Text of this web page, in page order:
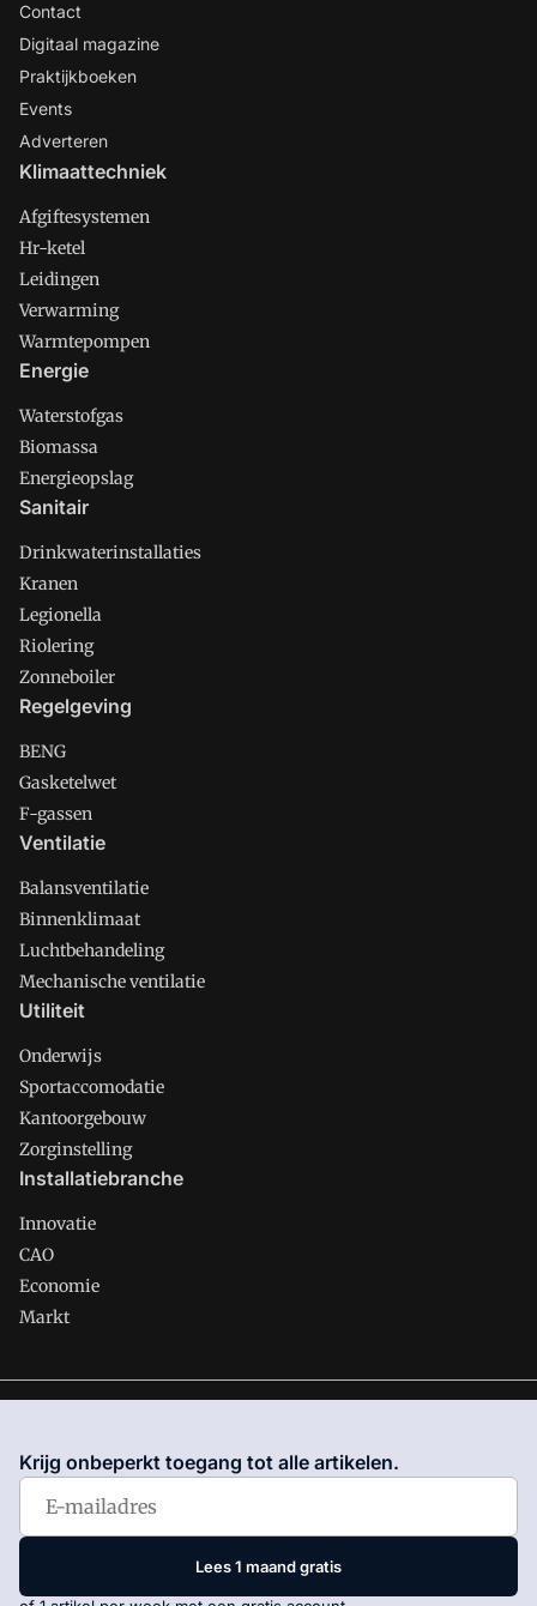
Contact
Digitaal magazine
Praktijkboeken
Events
Adverteren
Klimaattechniek
Afgiftesystemen
Hr-ketel
Leidingen
Verwarming
Warmtepompen
Energie
Waterstofgas
Biomassa
Energieopslag
Sanitair
Drinkwaterinstallaties
Kranen
Legionella
Riolering
Zonneboiler
Regelgeving
BENG
Gasketelwet
F-gassen
Ventilatie
Balansventilatie
Binnenklimaat
Luchtbehandeling
Mechanische ventilatie
Utiliteit
Onderwijs
Sportaccomodatie
Kantoorgebouw
Zorginstelling
Installatiebranche
Innovatie
CAO
Economie
Markt
waar VMN media voor staat. Op gebruik van deze site zijn de
volgende regelingen van toepassing:Algemene Voorwaarden
Privacy en Cookie beleid
Krijg onbeperkt toegang tot alle artikelen.
Lees 1 maand gratis